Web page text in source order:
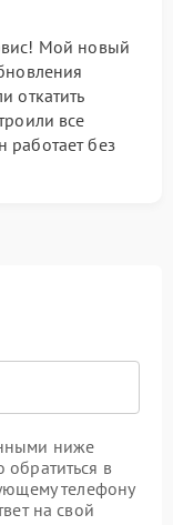
Мой новый
откатить
все
работает без
ниже
в
телефону
на свой